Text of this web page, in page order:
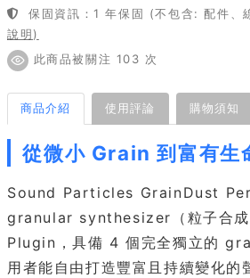
保固資訊：1 年保固 (不包含: 配件
說明)
此商品被關注 103 次
商品介紹 使用評論 購物須知
從微小 Grain 到富有生
Sound Particles GrainDust
granular synthesizer（粒子合成
Plugin，具備 4 個完全獨立的
用者能自由打造豐富且持續變化的